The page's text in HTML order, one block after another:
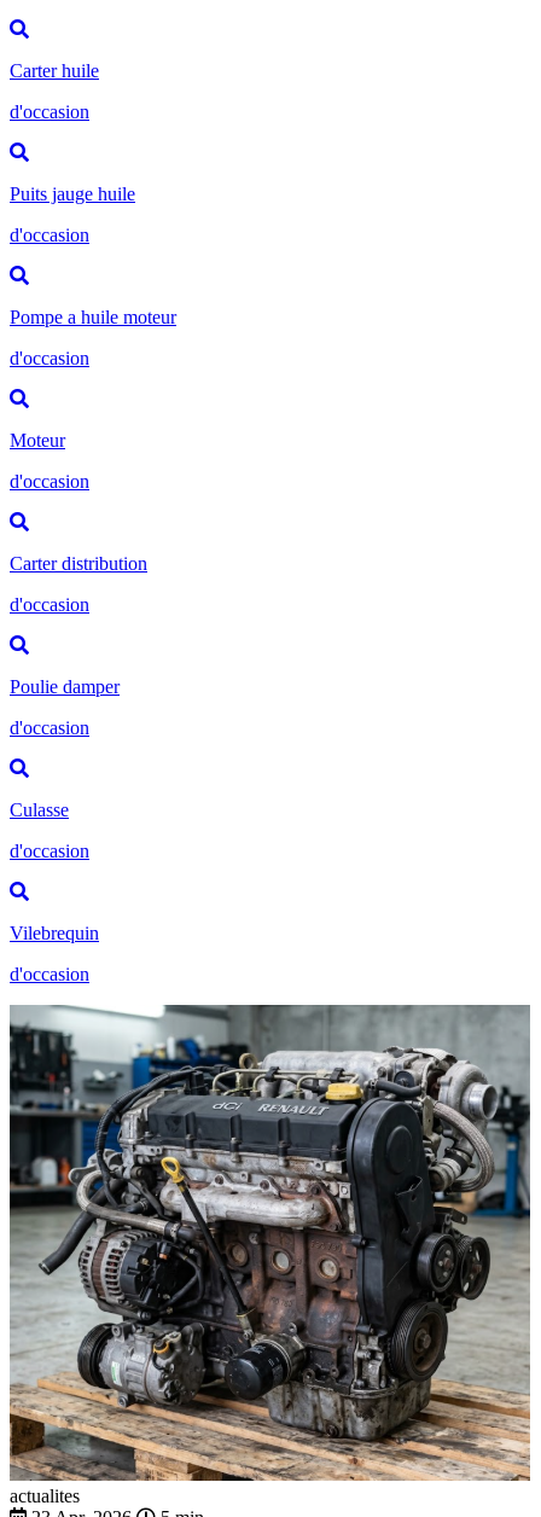
Carter huile
d'occasion
Puits jauge huile
d'occasion
Pompe a huile moteur
d'occasion
Moteur
d'occasion
Carter distribution
d'occasion
Poulie damper
d'occasion
Culasse
d'occasion
Vilebrequin
d'occasion
actualites